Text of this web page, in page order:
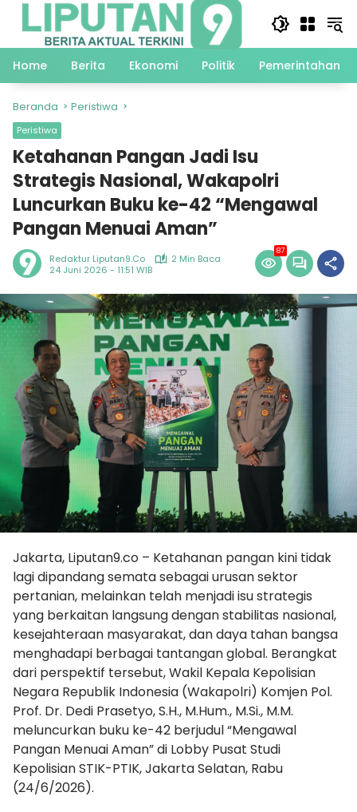
Langsung
Home
Berita Ekonomi Politik Pemerintahan
Beranda Peristiwa
Peristiwa
Ketahanan Pangan Jadi Isu
Strategis Nasional, Wakapolri
Luncurkan Buku ke-42 “Mengawal
Pangan Menuai Aman”
Redaktur Liputan9.co
2 Min Baca
24 Juni 2026 - 11:51 WIB
87
Jakarta, Liputan9.co – Ketahanan pangan kini tidak
lagi dipandang semata sebagai urusan sektor
pertanian, melainkan telah menjadi isu strategis
yang berkaitan langsung dengan stabilitas nasional,
kesejahteraan masyarakat, dan daya tahan bangsa
menghadapi berbagai tantangan global. Berangkat
dari perspektif tersebut, Wakil Kepala Kepolisian
Negara Republik Indonesia (Wakapolri) Komjen Pol.
Prof. Dr. Dedi Prasetyo, S.H., M.Hum., M.Si., M.M.
meluncurkan buku ke-42 berjudul “Mengawal
Pangan Menuai Aman” di Lobby Pusat Studi
Kepolisian STIK-PTIK, Jakarta Selatan, Rabu
(24/6/2026).